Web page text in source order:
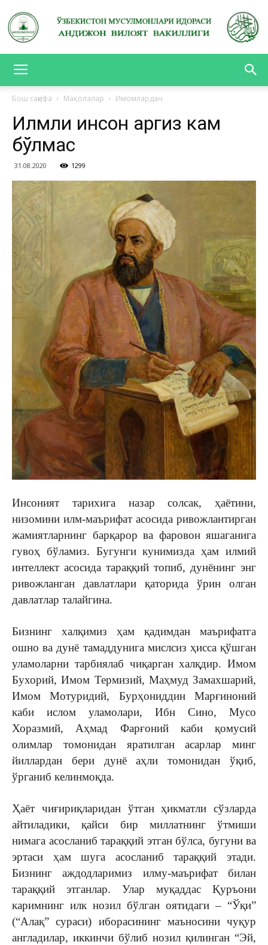
ВИЛОЯТ
ВАКИЛЛИГИ
Бош саҳифа Мақолалар Имомлардан
Илмли инсон ҳаргиз кам
бўлмас
31.08.2020 1299
Инсоният тарихига назар солсак, ҳаётини,
низомини илм-маърифат асосида ривожлантирган
жамиятларнинг барқарор ва фаровон яшаганига
гувоҳ бўламиз. Бугунги кунимизда ҳам илмий
интеллект асосида тараққий топиб, дунёнинг энг
ривожланган давлатлари қаторида ўрин олган
давлатлар талайгина.
Бизнинг халқимиз ҳам қадимдан маърифатга
ошно ва дунё тамаддунига мислсиз ҳисса қўшган
уламоларни тарбиялаб чиқарган халқдир. Имом
Бухорий, Имом Термизий, Маҳмуд Замахшарий,
Имом Мотуридий, Бурҳониддин Марғиноний
каби ислом уламолари, Ибн Сино, Мусо
Хоразмий, Аҳмад Фарғоний каби қомусий
олимлар томонидан яратилган асарлар минг
йиллардан бери дунё аҳли томонидан ўқиб,
ўрганиб келинмоқда.
Ҳаёт чиғириқларидан ўтган ҳикматли сўзларда
айтиладики, қайси бир миллатнинг ўтмиши
нимага асосланиб тараққий этган бўлса, бугуни ва
эртаси ҳам шуга асосланиб тараққий этади.
Бизнинг аждодларимиз илму-маърифат билан
тараққий этганлар. Улар муқаддас Қуръони
каримнинг илк нозил бўлган оятидаги – “Ўқи”
(“Алақ” сураси) иборасининг маъносини чуқур
англадилар, иккинчи бўлиб нозил қилинган “Эй,